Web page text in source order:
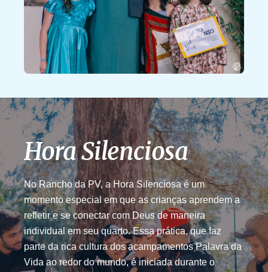
Hora Silenciosa
No Rancho da PV, a Hora Silenciosa é um
momento especial em que as crianças aprendem a
refletir e se conectar com Deus de maneira
individual em seu quarto. Essa prática, que faz
parte da rica cultura dos acampamentos Palavra da
Vida ao redor do mundo, é iniciada durante o